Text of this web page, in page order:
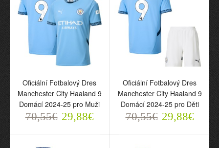
Oficiální Fotbalový Dres
Manchester City Haaland
9 Čtvrtý 2024-25 pro
Oficiální Fotbalový Dres
Manchester City Haaland
9 Čtvrtý 2024-25 pro Děti
29,88€
Oficiální Fotbalový Dres
Manchester City Haaland 9
Domácí 2024-25 pro Muži
70,55€ 29,88€
Oficiální Fotbalový Dres
Manchester City Haaland 9
Domácí 2024-25 pro Děti
70,55€ 29,88€